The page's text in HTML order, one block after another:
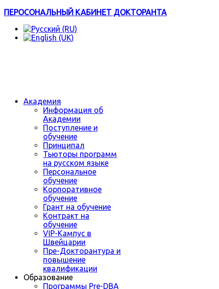
ПЕРОСОНАЛЬНЫЙ КАБИНЕТ ДОКТОРАНТА
Академия
Информация об
Академии
Поступление и
обучение
Принципал
Тьюторы программ
на русском языке
Персональное
обучение
Корпоративное
обучение
Грант на обучение
Контракт на
обучение
VIP-Кампус в
Швейцарии
Пре-Докторантура и
повышение
квалификации
Образование
Программы Pre-DBA